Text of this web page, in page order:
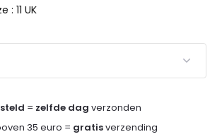
: 11 UK
= zelfde dag verzonden
35 euro = gratisverzending